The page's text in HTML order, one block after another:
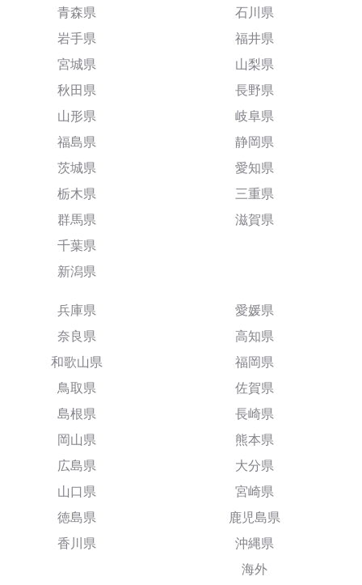
青森県
岩手県
宮城県
秋田県
山形県
福島県
茨城県
栃木県
群馬県
千葉県
新潟県
石川県
福井県
山梨県
長野県
岐阜県
静岡県
愛知県
三重県
滋賀県
兵庫県
奈良県
和歌山県
鳥取県
島根県
岡山県
広島県
山口県
徳島県
香川県
愛媛県
高知県
福岡県
佐賀県
長崎県
熊本県
大分県
宮崎県
鹿児島県
沖縄県
海外